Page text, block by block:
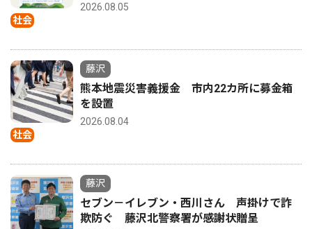
社会
2026.08.05
社会
藤沢
熊本地震災害義援金 市内22カ所に募金箱
を設置
2026.08.04
藤沢
セブン－イレブン・西川さん 声掛けで詐
欺防ぐ 藤沢北警察署が感謝状贈呈